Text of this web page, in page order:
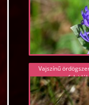
Vajszínű